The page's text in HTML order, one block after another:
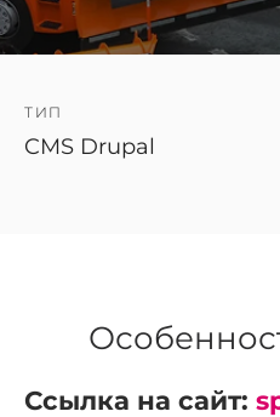
ТИП
CMS Drupal
Ссылка на сайт: